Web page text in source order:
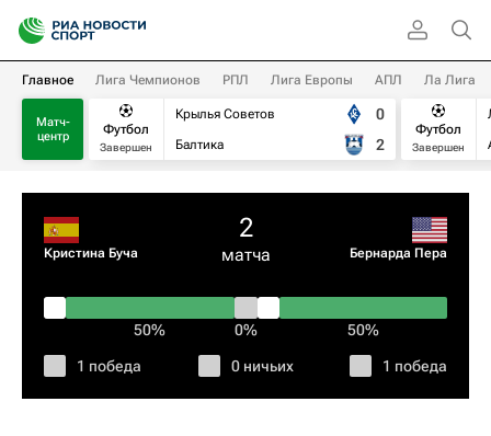
Главное Лига Чемпионов РПЛ Лига Европы АПЛ Ла Лига
Матч-
центр
Футбол
Завершен
Крылья Советов
Балтика
0
2
Футбол
Завершен
Кристина Буча
2
матча Бернарда Пера
50% 0% 50%
1 победа 0 ничьих 1 победа